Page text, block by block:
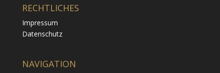
RECHTLICHES
Impressum
Datenschutz
NAVIGATION